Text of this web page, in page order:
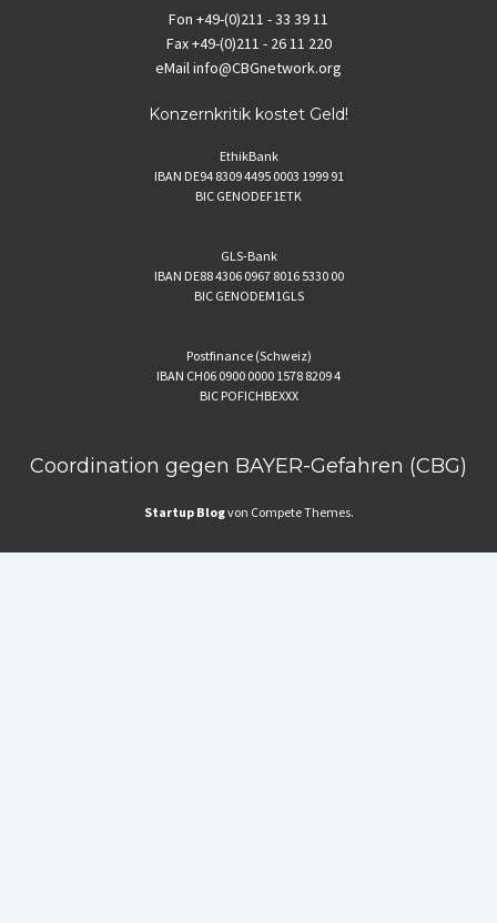
Fon +49-(0)211 - 33 39 11
Fax+49-(0)211 - 26 11 220
eMailinfo@CBGnetwork.org
Konzernkritik kostet Geld!
EthikBank
IBAN DE94 8309 4495 0003 1999 91
BIC GENODEF1ETK
GLS-Bank
IBAN DE88 4306 0967 8016 5330 00
BIC GENODEM1GLS
Postfinance (Schweiz)
IBAN CH06 0900 0000 1578 8209 4
BIC POFICHBEXXX
Coordination gegen BAYER-Gefahren (CBG)
Startup Blogvon Compete Themes.